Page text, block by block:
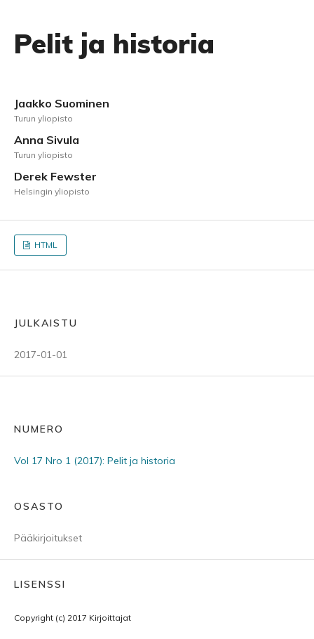
Pelit ja historia
Jaakko Suominen
Turun yliopisto
Anna Sivula
Turun yliopisto
Derek Fewster
Helsingin yliopisto
HTML
JULKAISTU
2017-01-01
NUMERO
Vol 17 Nro 1 (2017): Pelit ja historia
OSASTO
Pääkirjoitukset
LISENSSI
Copyright (c) 2017 Kirjoittajat